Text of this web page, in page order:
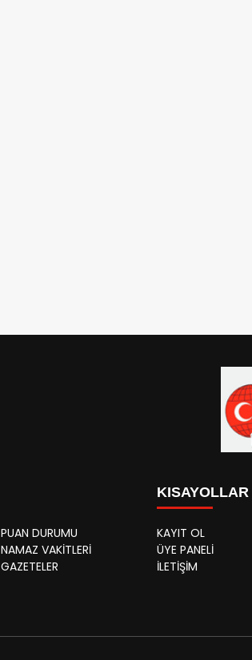
PUAN DURUMU
NAMAZ VAKİTLERİ
GAZETELER
KISAYOLLAR
KAYIT OL
ÜYE PANELİ
İLETİŞİM